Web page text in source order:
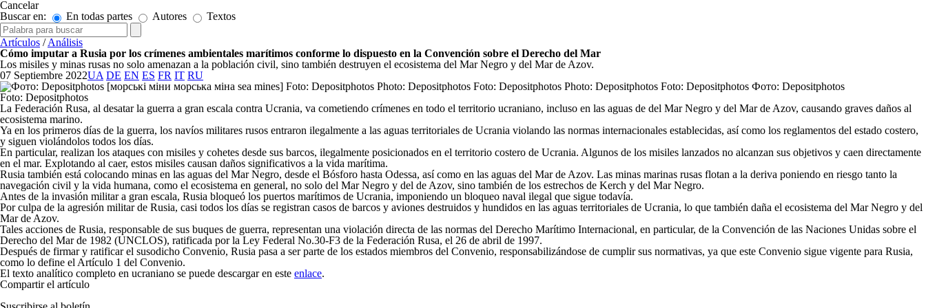
Cancelar
Buscar en:
En todas partes Autores Textos
Artículos /Análisis
Cómo imputar a Rusia por los crímenes ambientales marítimos conforme lo dispuesto en la Convención sobre el Derecho del Mar
Los misiles y minas rusas no solo amenazan a la población civil, sino también destruyen el ecosistema del Mar Negro y del Mar de Azov.
07 Septiembre 2022UA DE EN ES FR IT RU
Foto: Depositphotos
La Federación Rusa, al desatar la guerra a gran escala contra Ucrania, va cometiendo crímenes en todo el territorio ucraniano, incluso en las aguas de del Mar Negro y del Mar de Azov, causando graves daños al
ecosistema marino.
Ya en los primeros días de la guerra, los navíos militares rusos entraron ilegalmente a las aguas territoriales de Ucrania violando las normas internacionales establecidas, así como los reglamentos del estado costero,
y siguen violándolos todos los días.
En particular, realizan los ataques con misiles y cohetes desde sus barcos, ilegalmente posicionados en el territorio costero de Ucrania. Algunos de los misiles lanzados no alcanzan sus objetivos y caen directamente
en el mar. Explotando al caer, estos misiles causan daños significativos a la vida marítima.
Rusia también está colocando minas en las aguas del Mar Negro, desde el Bósforo hasta Odessa, así como en las aguas del Mar de Azov. Las minas marinas rusas flotan a la deriva poniendo en riesgo tanto la
navegación civil y la vida humana, como el ecosistema en general, no solo del Mar Negro y del de Azov, sino también de los estrechos de Kerch y del Mar Negro.
Antes de la invasión militar a gran escala, Rusia bloqueó los puertos marítimos de Ucrania, imponiendo un bloqueo naval ilegal que sigue todavía.
Por culpa de la agresión militar de Rusia, casi todos los días se registran casos de barcos y aviones destruidos y hundidos en las aguas territoriales de Ucrania, lo que también daña el ecosistema del Mar Negro y del
Mar de Azov.
Tales acciones de Rusia, responsable de sus buques de guerra, representan una violación directa de las normas del Derecho Marítimo Internacional, en particular, de la Convención de las Naciones Unidas sobre el
Derecho del Mar de 1982 (UNCLOS), ratificada por la Ley Federal No.30-F3 de la Federación Rusa, el 26 de abril de 1997.
Después de firmar y ratificar el susodicho Convenio, Rusia pasa a ser parte de los estados miembros del Convenio, responsabilizándose de cumplir sus normativas, ya que este Convenio sigue vigente para Rusia,
como lo define el Artículo 1 del Convenio.
El texto analítico completo en ucraniano se puede descargar en este enlace.
Compartir el artículo